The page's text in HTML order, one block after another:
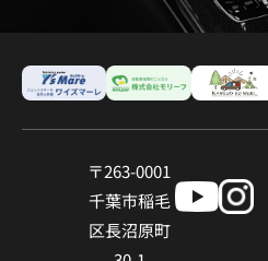
〒263-0001
千葉市稲⽑
区⻑沼原町